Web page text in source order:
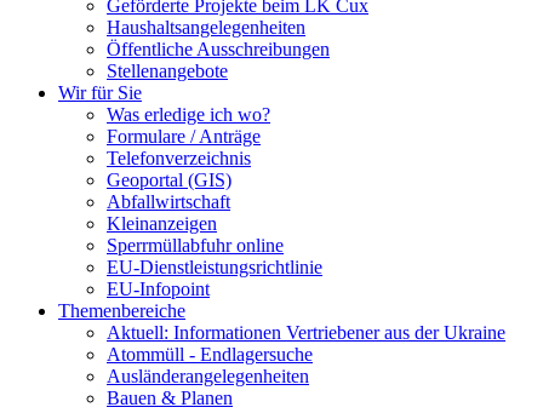
Geförderte Projekte beim LK Cux
Haushaltsangelegenheiten
Öffentliche Ausschreibungen
Stellenangebote
Wir für Sie
Was erledige ich wo?
Formulare / Anträge
Telefonverzeichnis
Geoportal (GIS)
Abfallwirtschaft
Kleinanzeigen
Sperrmüllabfuhr online
EU-Dienstleistungsrichtlinie
EU-Infopoint
Themenbereiche
Aktuell: Informationen Vertriebener aus der Ukraine
Atommüll - Endlagersuche
Ausländerangelegenheiten
Bauen & Planen